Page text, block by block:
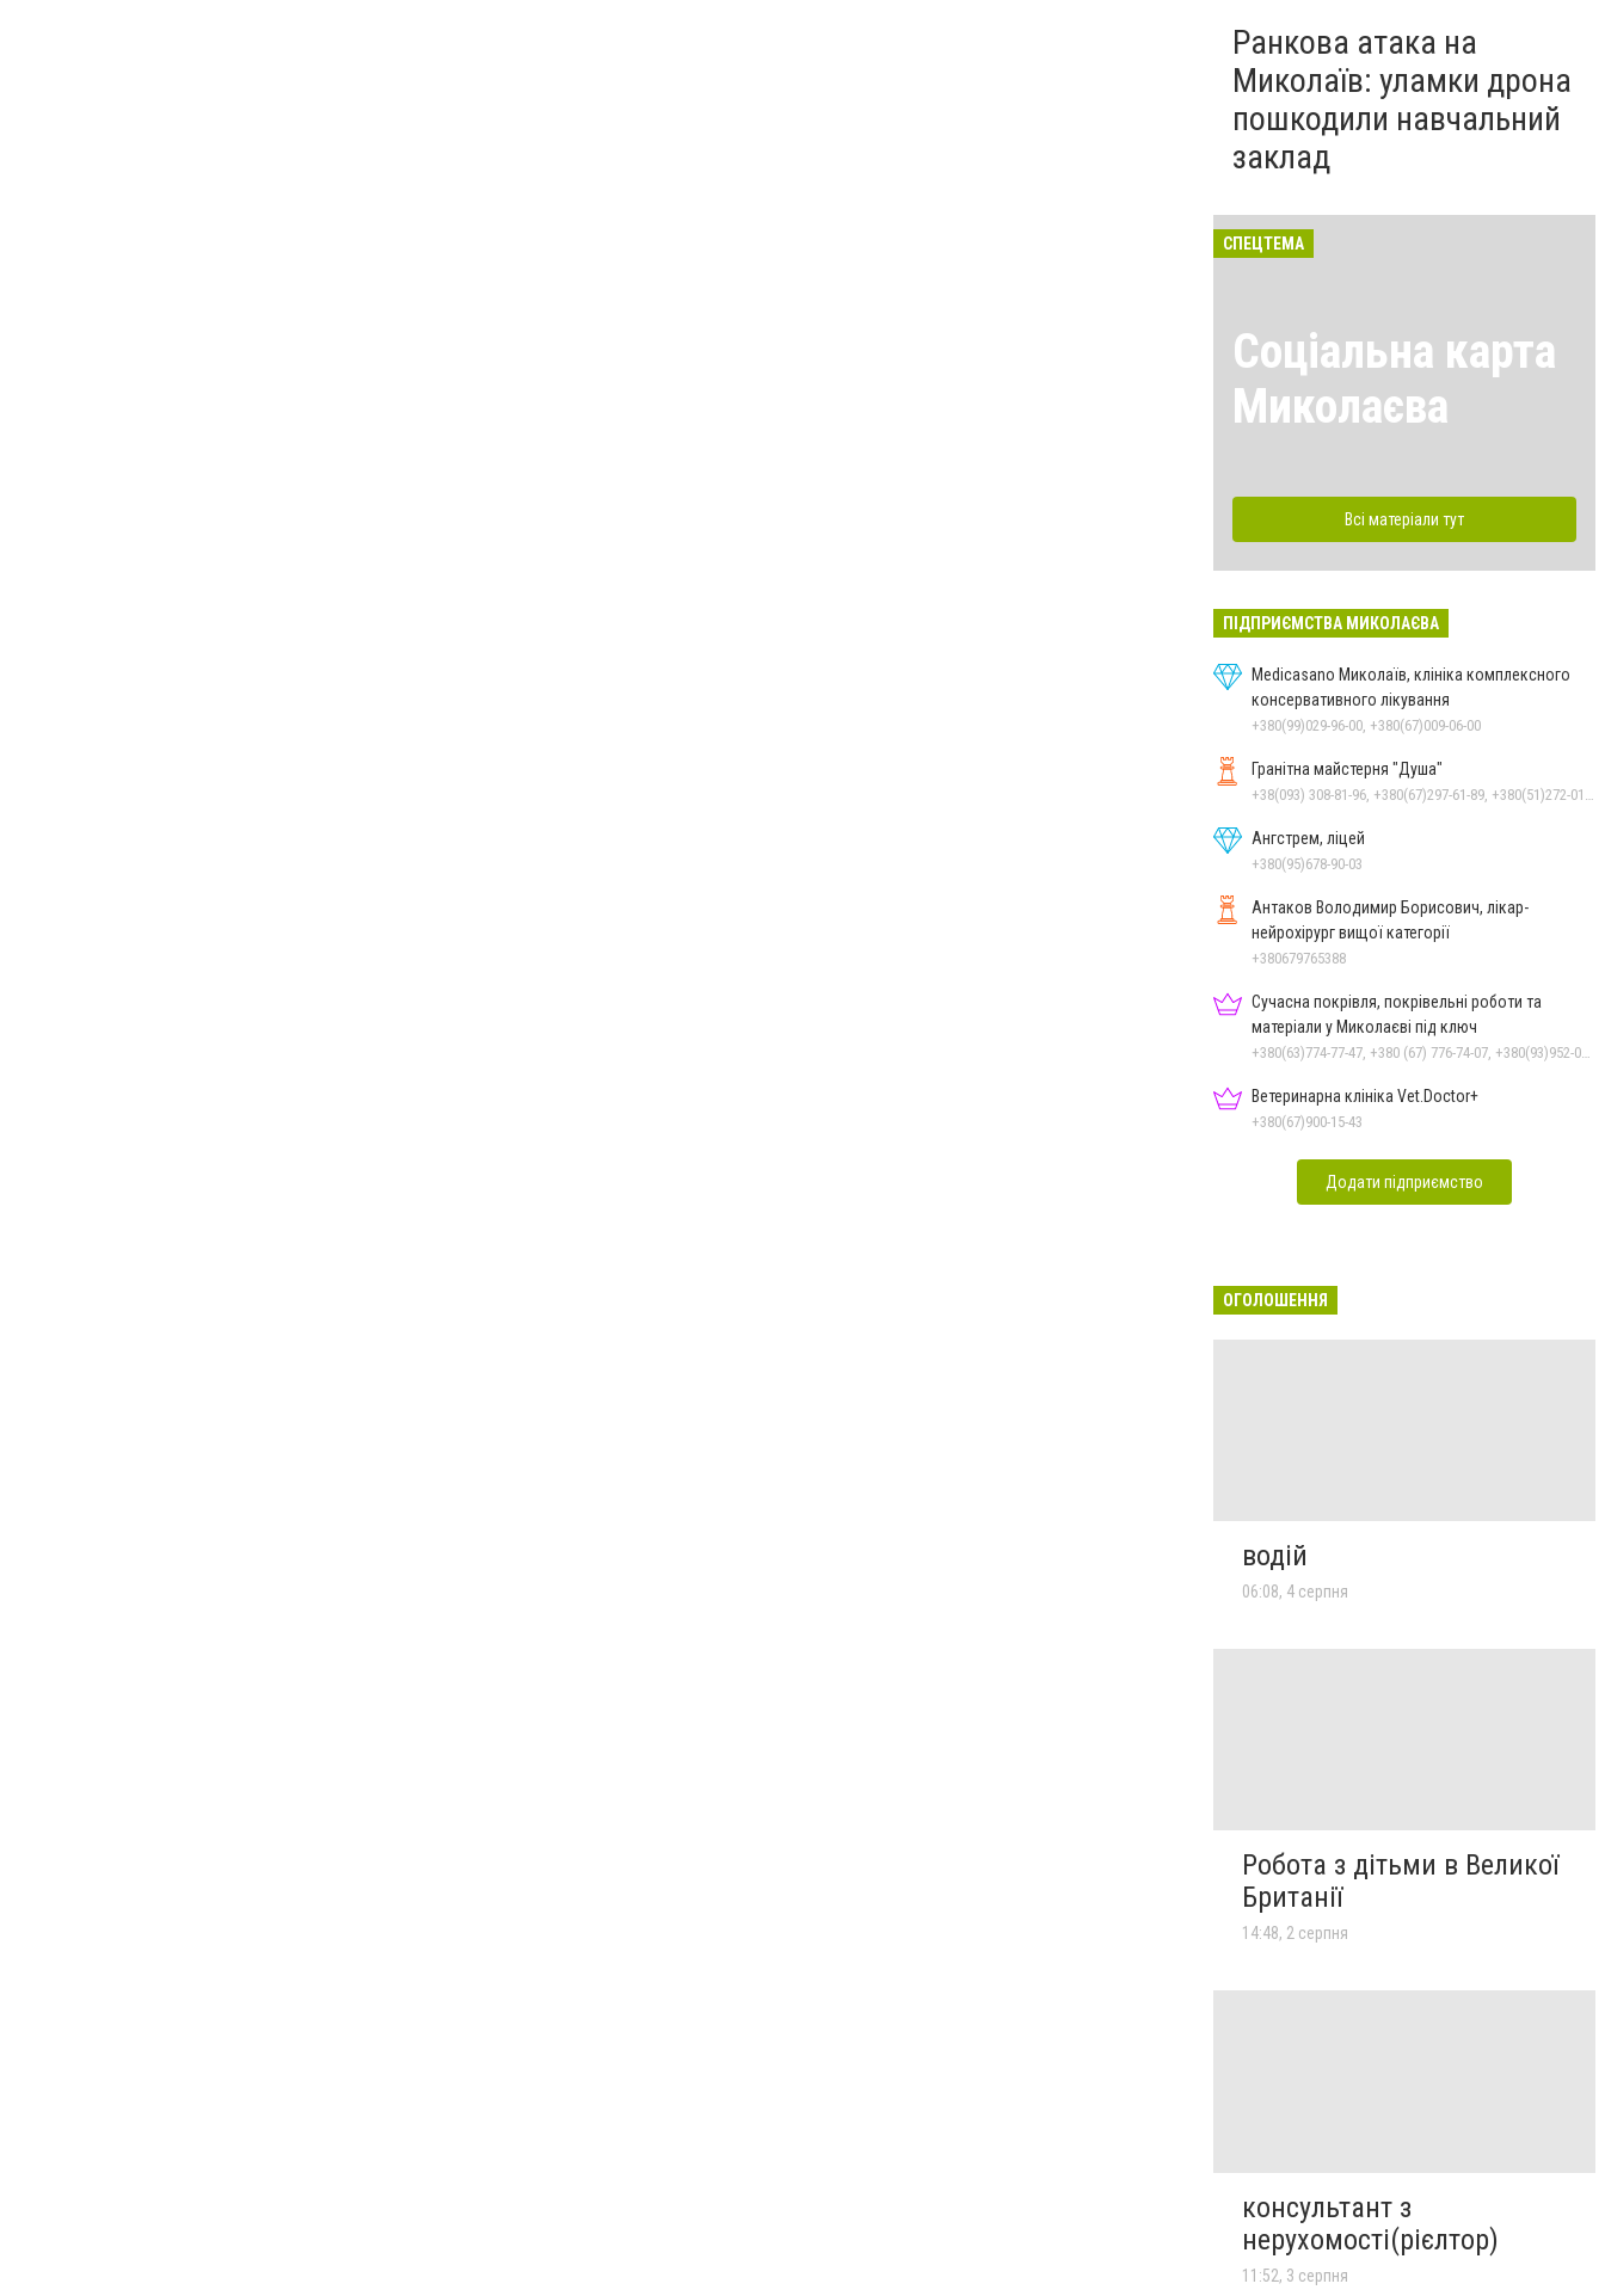
Ранкова атака на
Миколаїв: уламки дрона
пошкодили навчальний
заклад
СПЕЦТЕМА
Соціальна карта
Миколаєва
Всі матеріали тут
ПІДПРИЄМСТВА МИКОЛАЄВА
Medicasano Миколаїв, клініка комплексного
консервативного лікування
+380(99)029-96-00, +380(67)009-06-00
Гранітна майстерня "Душа"
Ангстрем, ліцей
+380(95)678-90-03
Антаков Володимир Борисович, лікар-
нейрохірург вищої категорії
+380679765388
Сучасна покрівля, покрівельні роботи та
матеріали у Миколаєві під ключ
Ветеринарна клініка Vet.Doctor+
+380(67)900-15-43
Додати підприємство
ОГОЛОШЕННЯ
водій
06:08, 4 серпня
Робота з дітьми в Великої
Британії
14:48, 2 серпня
консультант з
нерухомості(рієлтор)
11:52, 3 серпня